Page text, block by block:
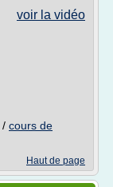
voir la vidéo
/ cours de
Haut de page